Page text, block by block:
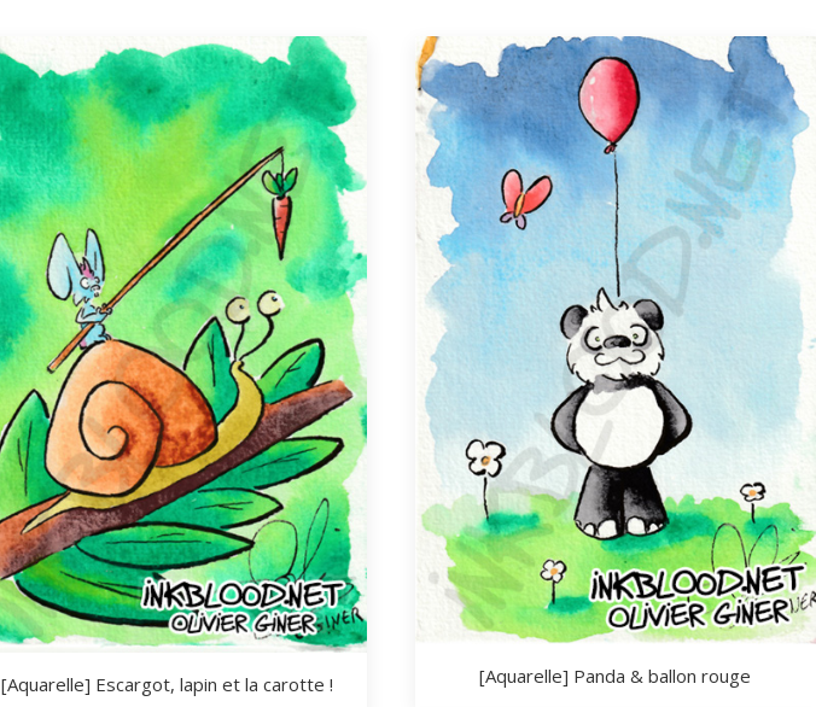
[Aquarelle] Escargot, lapin et la carotte ! [Aquarelle] Panda & ballon rouge